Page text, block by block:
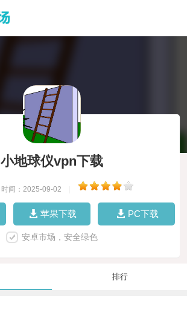
小地球仪vpn下载
时间：2025-09-02
苹果下载 PC下载
安卓市场，安全绿色
排行